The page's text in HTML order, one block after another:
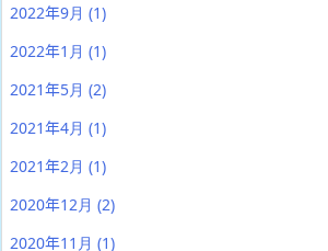
2022年9月 (1)
2022年1月 (1)
2021年5月 (2)
2021年4月 (1)
2021年2月 (1)
2020年12月 (2)
2020年11月 (1)